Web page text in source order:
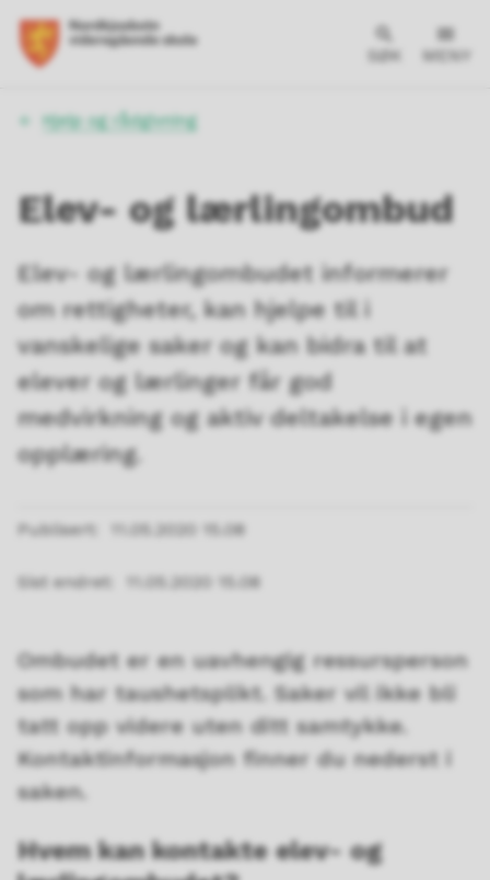
SØK MENY
Du
Hjelp og rådgivning
Elev- og lærlingombud
Elev- og lærlingombudet informerer
om rettigheter, kan hjelpe til i
vanskelige saker og kan bidra til at
elever og lærlinger får god
medvirkning og aktiv deltakelse i egen
opplæring.
Publisert 11.05.2020 15.08
Sist endret 11.05.2020 15.08
Ombudet er en uavhengig ressursperson
som har taushetsplikt. Saker vil ikke bli
tatt opp videre uten ditt samtykke.
Kontaktinformasjon finner du nederst i
saken.
Hvem kan kontakte elev- og